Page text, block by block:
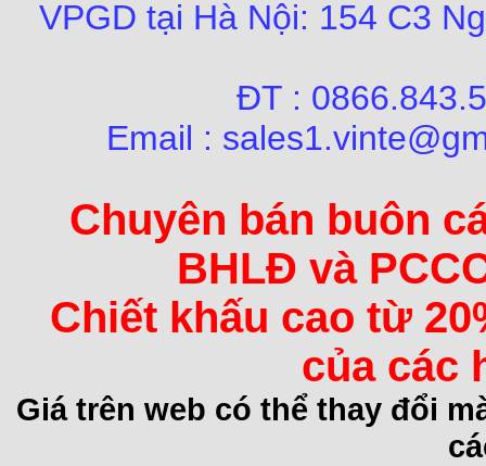
VPGD tại Hà Nội: 154 C3
ĐT :
Email :
Chuyên bán buôn
BHLĐ và
Chiết khấu cao từ
của các
Giá trên web có thể thay đổi